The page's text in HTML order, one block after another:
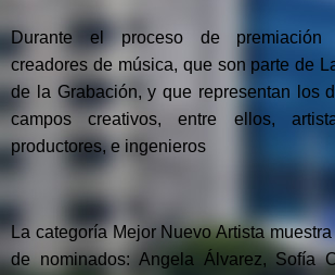
Durante el proceso de premiación
creadores de música, que son parte de
de la Grabación, y que representan los
campos creativos, entre ellos,
productores, e ingenieros
La categoría Mejor Nuevo Artista
de nominados: Angela Álvarez, Sofía